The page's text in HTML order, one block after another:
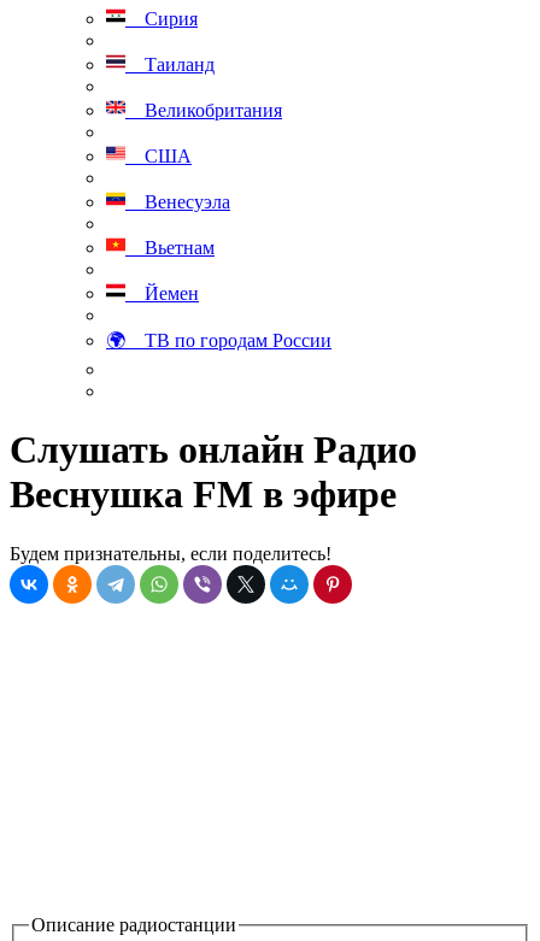
Сирия
Таиланд
Великобритания
США
Венесуэла
Вьетнам
Йемен
🌍 ТВ по городам России
Слушать онлайн Радио
Веснушка FM в эфире
Будем признательны, если поделитесь!
Описание радиостанции